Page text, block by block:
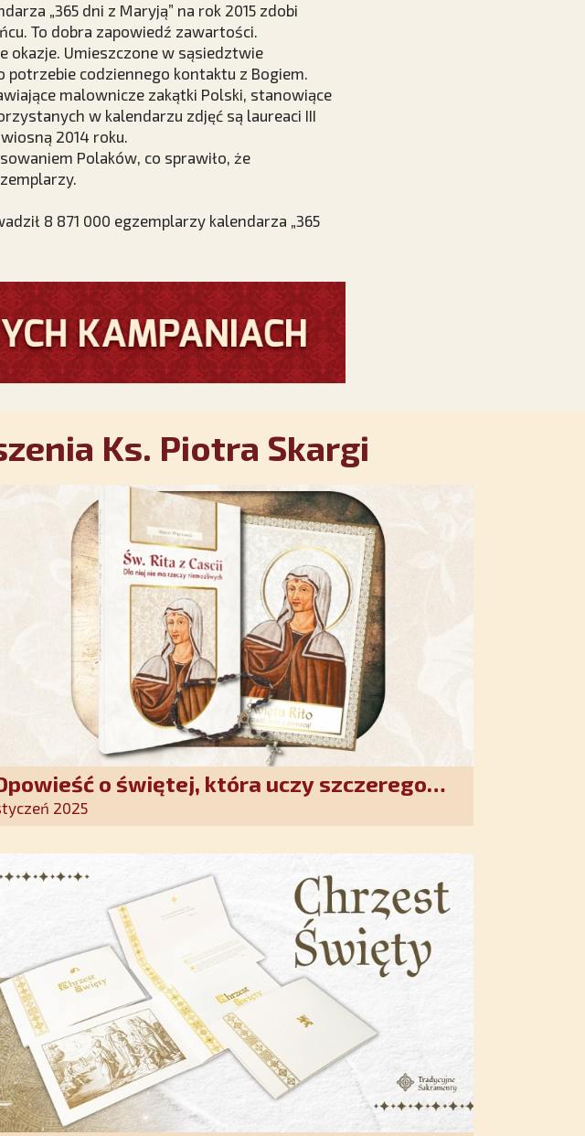
„365 dni z Maryją” na rok 2015 zdobi
To dobra zapowiedź zawartości.
Umieszczone w sąsiedztwie
codziennego kontaktu z Bogiem.
malownicze zakątki Polski, stanowiące
w kalendarzu zdjęć są laureaci III
2014 roku.
Polaków, co sprawiło, że
8 871 000 egzemplarzy kalendarza „365
Ks. Piotra Skargi
o świętej, która uczy szczerego
się Bogu. Duchowe wzmocnienie i
2025